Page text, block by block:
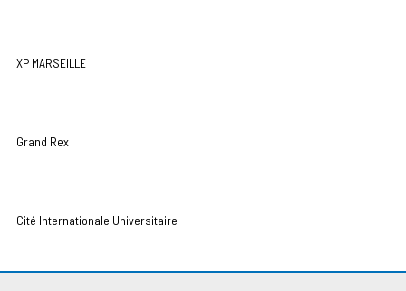
XP MARSEILLE
Grand Rex
Cité Internationale Universitaire